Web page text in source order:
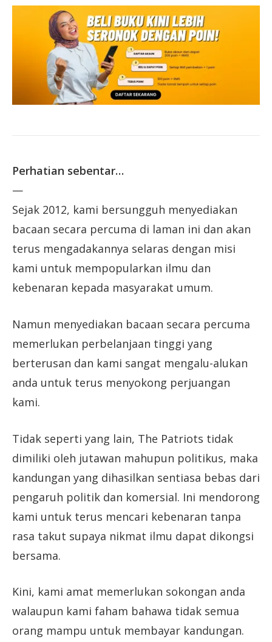
Perhatian sebentar…
—
Sejak 2012, kami bersungguh menyediakan
bacaan secara percuma di laman ini dan akan
terus mengadakannya selaras dengan misi
kami untuk mempopularkan ilmu dan
kebenaran kepada masyarakat umum.
Namun menyediakan bacaan secara percuma
memerlukan perbelanjaan tinggi yang
berterusan dan kami sangat mengalu-alukan
anda untuk terus menyokong perjuangan
kami.
Tidak seperti yang lain, The Patriots tidak
dimiliki oleh jutawan mahupun politikus, maka
kandungan yang dihasilkan sentiasa bebas dari
pengaruh politik dan komersial. Ini mendorong
kami untuk terus mencari kebenaran tanpa
rasa takut supaya nikmat ilmu dapat dikongsi
bersama.
Kini, kami amat memerlukan sokongan anda
walaupun kami faham bahawa tidak semua
orang mampu untuk membayar kandungan.